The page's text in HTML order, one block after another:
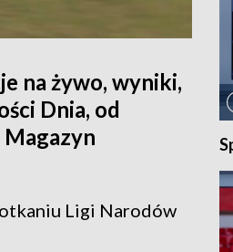
na żywo, wyniki,
Dnia, od
Magazyn
Ligi Narodów